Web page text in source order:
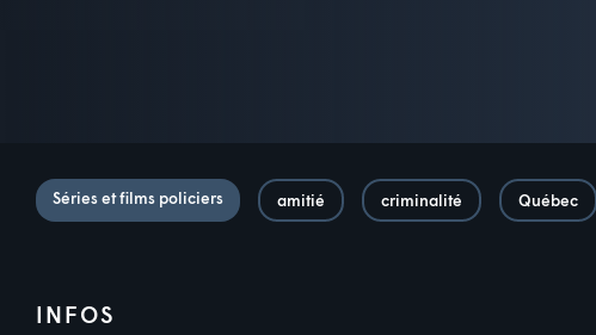
Séries et films policiers amitié criminalité Québec
INFOS